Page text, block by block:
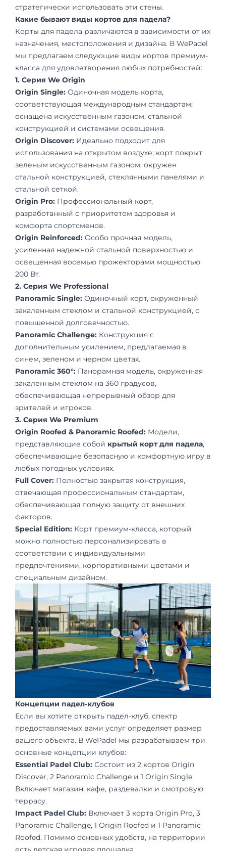
стратегически использовать эти стены.
Какие бывают виды кортов для падела?
Корты для падела различаются в зависимости от их
назначения, местоположения и дизайна. В WePadel
мы предлагаем следующие виды кортов премиум-
класса для удовлетворения любых потребностей:
1. Серия We Origin
Origin Single: Одиночная модель корта,
соответствующая международным стандартам;
оснащена искусственным газоном, стальной
конструкцией и системами освещения.
Origin Discover: Идеально подходит для
использования на открытом воздухе; корт покрыт
зеленым искусственным газоном, окружен
стальной конструкцией, стеклянными панелями и
стальной сеткой.
Origin Pro: Профессиональный корт,
разработанный с приоритетом здоровья и
комфорта спортсменов.
Origin Reinforced: Особо прочная модель,
усиленная надежной стальной поверхностью и
освещенная восемью прожекторами мощностью
200 Вт.
2. Серия We Professional
Panoramic Single: Одиночный корт, окруженный
закаленным стеклом и стальной конструкцией, с
повышенной долговечностью.
Panoramic Challenge: Конструкция с
дополнительным усилением, предлагаемая в
синем, зеленом и черном цветах.
Panoramic 360°: Панорамная модель, окруженная
закаленным стеклом на 360 градусов,
обеспечивающая непрерывный обзор для
зрителей и игроков.
3. Серия We Premium
Origin Roofed & Panoramic Roofed: Модели,
представляющие собой крытый корт для падела,
обеспечивающие безопасную и комфортную игру в
любых погодных условиях.
Full Cover: Полностью закрытая конструкция,
отвечающая профессиональным стандартам,
обеспечивающая полную защиту от внешних
факторов.
Special Edition: Корт премиум-класса, который
можно полностью персонализировать в
соответствии с индивидуальными
предпочтениями, корпоративными цветами и
специальным дизайном.
Концепции падел-клубов
Если вы хотите открыть падел-клуб, спектр
предоставляемых вами услуг определяет размер
вашего объекта. В WePadel мы разрабатываем три
основные концепции клубов:
Essential Padel Club: Состоит из 2 кортов Origin
Discover, 2 Panoramic Challenge и 1 Origin Single.
Включает магазин, кафе, раздевалки и смотровую
террасу.
Impact Padel Club: Включает 3 корта Origin Pro, 3
Panoramic Challenge, 1 Origin Roofed и 1 Panoramic
Roofed. Помимо основных удобств, на территории